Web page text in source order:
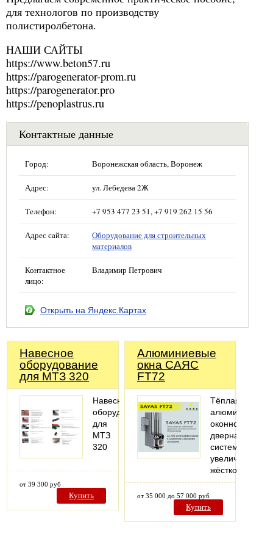
для технологов по производству
полистиролбетона.
НАШИ САЙТЫ
https://www.beton57.ru
https://parogenerator-prom.ru
https://parogenerator.pro
https://penoplastrus.ru
Контактные данные
Город: Воронежская область, Воронеж
Адрес: ул. Лебедева 2Ж
Телефон: +7 953 477 23 51, +7 919 262 15 56
Адрес сайта:
Оборудование для строительных
материалов
Контактное
лицо:
Владимир Петрович
Открыть на Яндекс.Картах
Навесное
оборудование
для МТЗ 320
Навесное
оборудование
для
МТЗ
320
от 39 300 руб
Купить
Алюминиевые
окна САЯС
FT72
Тёплая
алюминиевая
оконно-
дверная
система
увеличенной
жёсткости.
от 35 000 до 57 000 руб
Купить